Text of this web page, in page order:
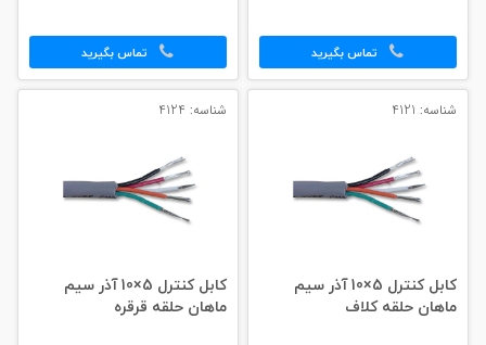
تماس بگیرید تماس بگیرید
شناسه: 4121
کابل کنترل 5×10 آذر سیم
ماهان حلقه کلاف
شناسه: 4124
کابل کنترل 5×10 آذر سیم
ماهان حلقه قرقره